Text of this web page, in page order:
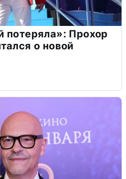
Прохор
о новой